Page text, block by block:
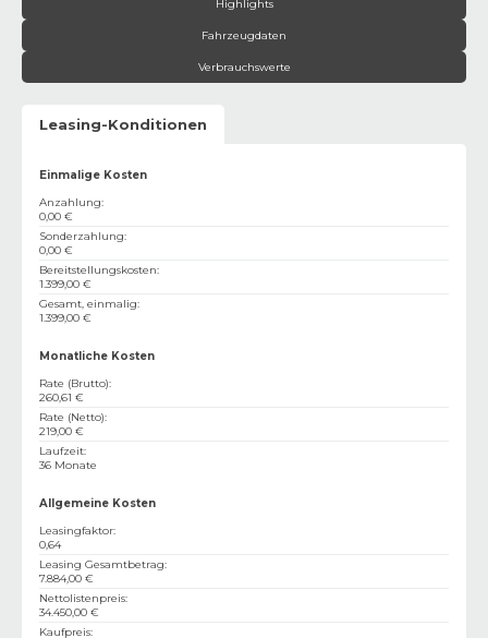
Highlights
Fahrzeugdaten
Verbrauchswerte
Leasing-Konditionen
Einmalige Kosten
Anzahlung:
0,00 €
Sonderzahlung:
0,00 €
Bereitstellungskosten:
1.399,00 €
Gesamt, einmalig:
1.399,00 €
Monatliche Kosten
Rate (Brutto):
260,61 €
Rate (Netto):
219,00 €
Laufzeit:
36 Monate
Allgemeine Kosten
Leasingfaktor:
0,64
Leasing Gesamtbetrag:
7.884,00 €
Nettolistenpreis:
34.450,00 €
Kaufpreis: